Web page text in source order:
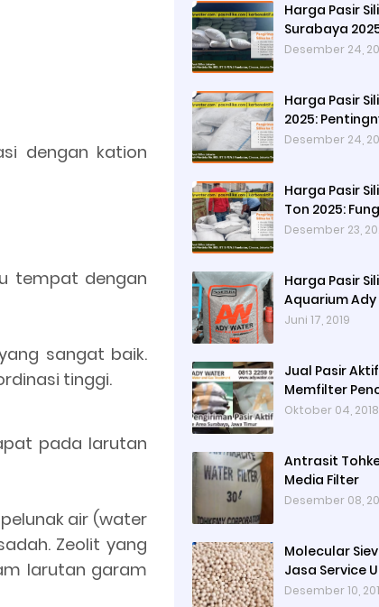
dengan kation
tempat dengan
sangat baik.
tinggi.
pada larutan
air (water
Zeolit yang
larutan garam
Harga Pasir
Surabaya
Filter Air untuk
Desember 24,
Harga Pasir
2025:
Kualitas Air
Sebagai
Partikel
Desember 24,
Harga Pasir
Ton 2025:
Silika dalam
Desember 23,
Harga Pasir
Aquarium
Jual Pasir
Bekasi
Juni 17, 2019
Jual Pasir
Memfilter
Sungai!
Oktober 04, 2018
Antrasit
Media Filter
Desember 08,
Molecular
Jasa Service
Drier Pabrik
Desember 10,